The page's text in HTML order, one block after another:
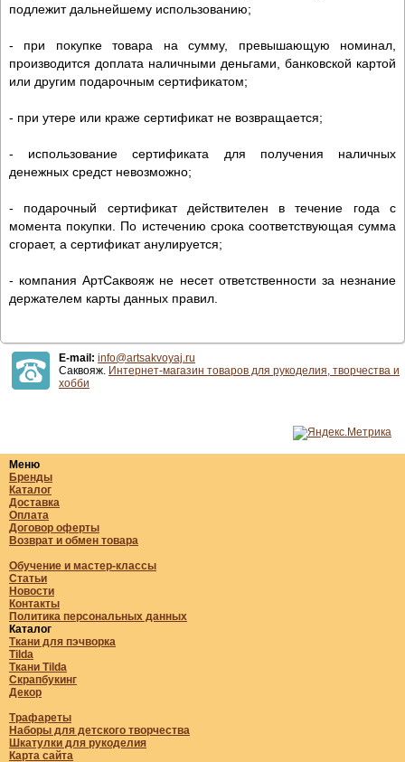
подлежит дальнейшему использованию;
- при покупке товара на сумму, превышающую номинал,
производится доплата наличными деньгами, банковской картой
или другим подарочным сертификатом;
- при утере или краже сертификат не возвращается;
- использование сертификата для получения наличных
денежных средст невозможно;
- подарочный сертификат действителен в течение года с
момента покупки. По истечению срока соответствующая сумма
сгорает, а сертификат анулируется;
- компания АртСаквояж не несет ответственности за незнание
держателем карты данных правил.
E-mail: info@artsakvoyaj.ru
Саквояж. Интернет-магазин товаров для рукоделия, творчества и
хобби
Меню
Бренды
Каталог
Доставка
Оплата
Договор оферты
Возврат и обмен товара
Обучение и мастер-классы
Статьи
Новости
Контакты
Политика персональных данных
Каталог
Ткани для пэчворка
Tilda
Ткани Tilda
Скрапбукинг
Декор
Трафареты
Наборы для детского творчества
Шкатулки для рукоделия
Карта сайта